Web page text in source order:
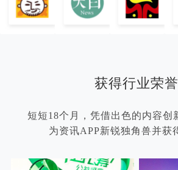
获得行业荣誉
短短18个月，凭借出色的内容创
为资讯APP新锐独角兽并获